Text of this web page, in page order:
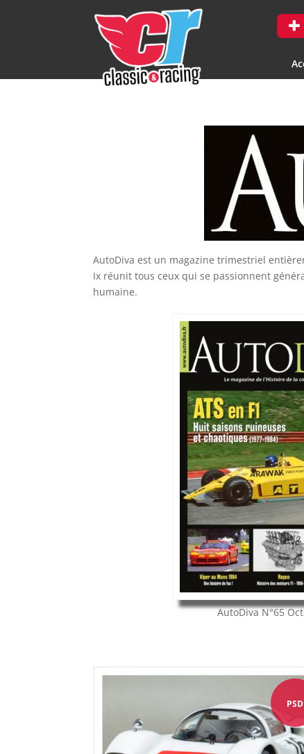
AutoDiva est un magazine trimestriel
Ix réunit tous ceux qui se passionnent
humaine.
AutoDivaN°65
PSD